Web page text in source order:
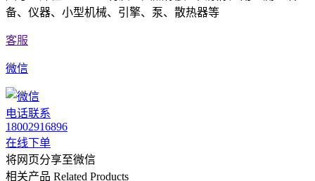
备、仪器、小型机械、引擎、泵、散热器等
客服
微信
电话联系
18002916896
在线下单
将网页分享至微信
相关产品 Related Products